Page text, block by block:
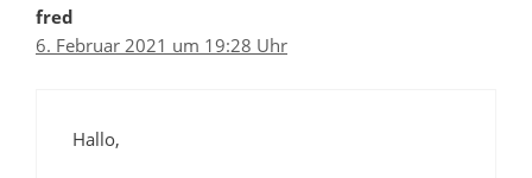
fred
6. Februar 2021 um 19:28 Uhr
Hallo,